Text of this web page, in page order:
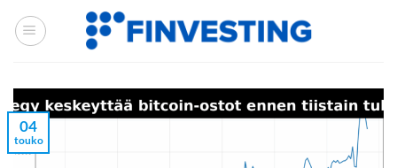
Siirry
sisältöön
04
touko